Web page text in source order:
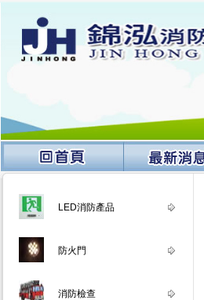
LED消防產品
防火門
消防檢查